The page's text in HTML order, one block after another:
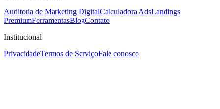
Auditoria de Marketing DigitalCalculadora AdsLandings
PremiumFerramentasBlogContato
Institucional
PrivacidadeTermos de ServiçoFale conosco